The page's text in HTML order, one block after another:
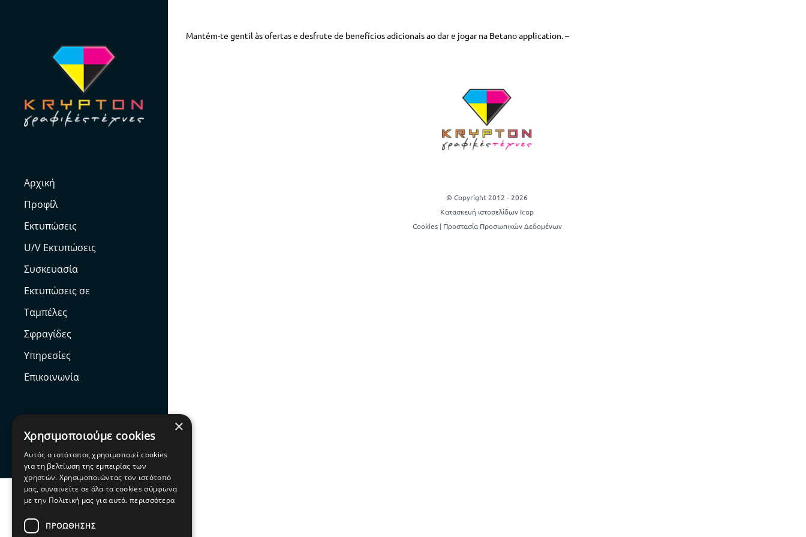
Αρχική
Προφίλ
Εκτυπώσεις
U/V Εκτυπώσεις
Συσκευασία
Εκτυπώσεις σε
Ταμπέλες
Σφραγίδες
Υπηρεσίες
Επικοινωνία
Facebook
Mantém-te gentil às ofertas e desfrute de benefícios adicionais ao dar e jogar na Betano application. –
© Copyright 2012 - 2026
Κατασκευή ιστοσελίδων Icop
Cookies| Προστασία Προσωπικών Δεδομένων
×
Χρησιμοποιούμε cookies
Αυτός ο ιστότοπος χρησιμοποιεί cookies
για τη βελτίωση της εμπειρίας των
χρηστών. Χρησιμοποιώντας τον ιστότοπό
μας, συναινείτε σε όλα τα cookies σύμφωνα
με την Πολιτική μας για αυτά. περισσότερα
ΠΡΟΩΘΗΣΗΣ